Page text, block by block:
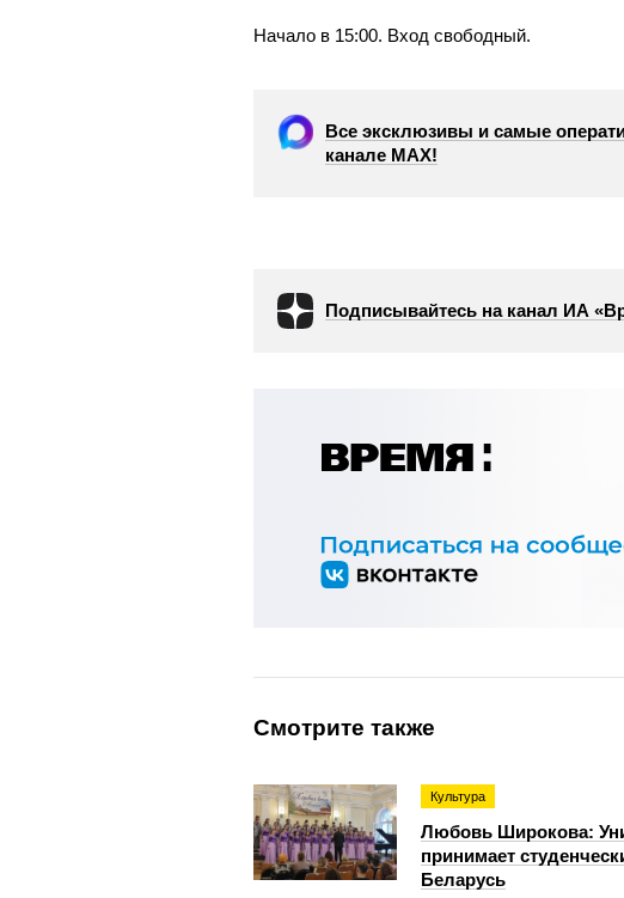
Начало в 15:00. Вход свободный.
Все эксклюзивы и самые
канале МАХ!
Подписывайтесь на канал ИА
Смотрите также
Культура
Любовь Широкова:
принимает
Беларусь